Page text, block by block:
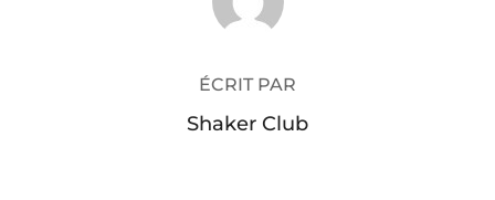
ÉCRIT PAR
Shaker Club